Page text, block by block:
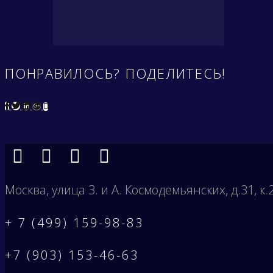
ПОНРАВИЛОСЬ? ПОДЕЛИТЕСЬ!
Москва, улица З. и А. Космодемьянских, д.31,
+ 7 (499) 159-98-83
+7 (903) 153-46-63